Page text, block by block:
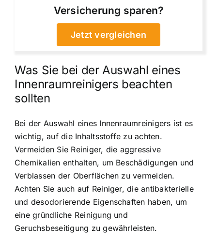
Versicherung sparen?
Jetzt vergleichen
Was Sie bei der Auswahl eines
Innenraumreinigers beachten
sollten
Bei der Auswahl eines Innenraumreinigers ist es
wichtig, auf die Inhaltsstoffe zu achten.
Vermeiden Sie Reiniger, die aggressive
Chemikalien enthalten, um Beschädigungen und
Verblassen der Oberflächen zu vermeiden.
Achten Sie auch auf Reiniger, die antibakterielle
und desodorierende Eigenschaften haben, um
eine gründliche Reinigung und
Geruchsbeseitigung zu gewährleisten.